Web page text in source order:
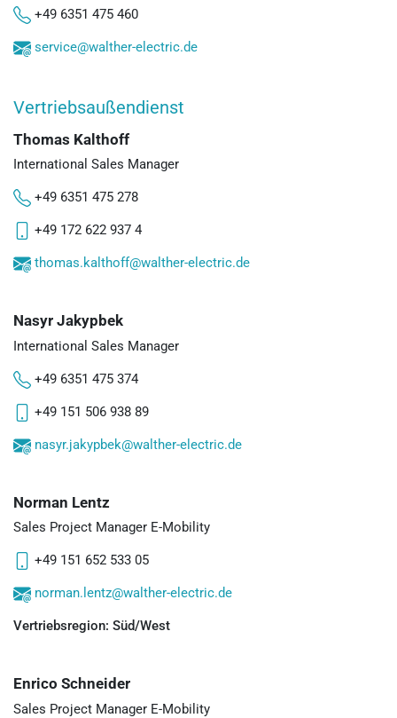
+49 6351 475 460
service@walther-electric.de
Vertriebsaußendienst
Thomas Kalthoff
International Sales Manager
+49 6351 475 278
+49 172 622 937 4
thomas.kalthoff@walther-electric.de
Nasyr Jakypbek
International Sales Manager
+49 6351 475 374
+49 151 506 938 89
nasyr.jakypbek@walther-electric.de
Norman Lentz
Sales Project Manager E-Mobility
+49 151 652 533 05
norman.lentz@walther-electric.de
Vertriebsregion: Süd/West
Enrico Schneider
Sales Project Manager E-Mobility